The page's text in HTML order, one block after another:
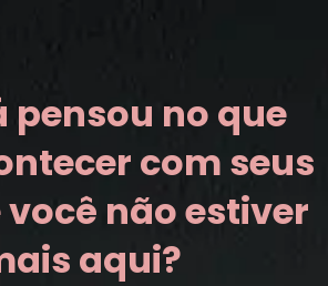
pensou no que
com seus
não estiver
aqui?